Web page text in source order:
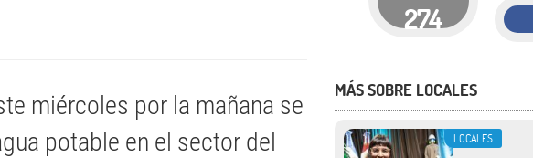
miércoles por la mañana se
potable en el sector del
274
MÁS SOBRE LOCALES
LOCALES